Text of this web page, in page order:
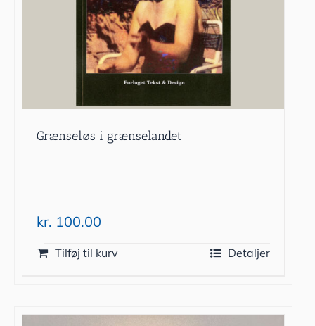
Grænseløs i grænselandet
kr. 100.00
Tilføj til kurv Detaljer